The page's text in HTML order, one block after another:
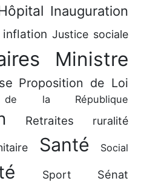
Inauguration
inflation Justice sociale
Ministre
Proposition de Loi
de la République
Retraites ruralité
Santé Social
Sport Sénat